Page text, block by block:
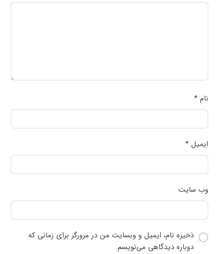
نام*
ایمیل*
وب‌ سایت
ذخیره نام، ایمیل و وبسایت من در مرورگر برای زمانی که
دوباره دیدگاهی می‌نویسم.